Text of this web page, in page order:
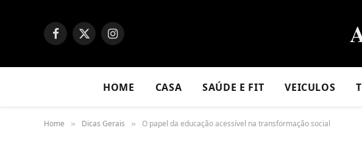
FacebookX
Instagram
HOME CASA SAÚDE E FIT VEICULOS
Home » Dicas Gerais » O papel da educação acessível na transformação social